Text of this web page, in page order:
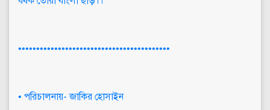
••••••••••••••••••••••••••••••••••••••••••
• পরিচালনায়- জাকির হোসাইন